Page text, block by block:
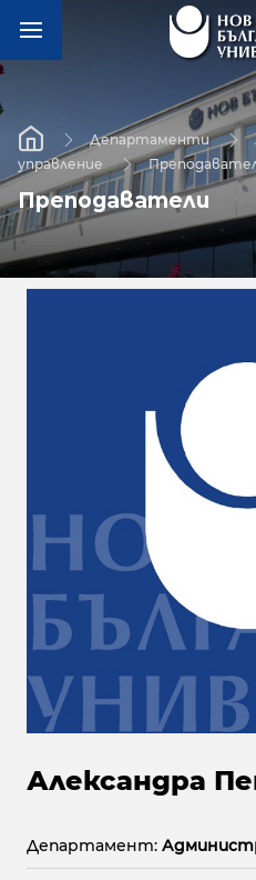
Департаменти
управление
Преподаватели
Александра
Департамент: